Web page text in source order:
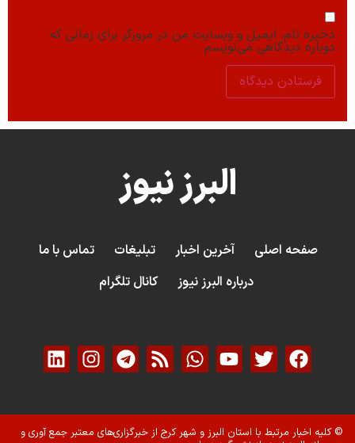
ذخیره نام، ایمیل و وبسایت من در مرورگر برای زمانی که
دوباره دیدگاهی می‌نویسم.
البرز نیوز
صفحه اصلی آخرین اخبار تبلیغات
تماس با ما
درباره البرز نیوز
کانال تلگرام
© کلیه اخبار مرتبط با استان البرز و شهر کرج از خبرگزاری‌های معتبر جمع آوری و